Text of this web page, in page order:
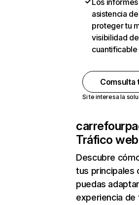
Los
asistencia
proteger tu
visibilidad
cuantificable
Comsulta
Si te interesa la
Tráfico
Descubre
tus principales
puedas
experiencia de